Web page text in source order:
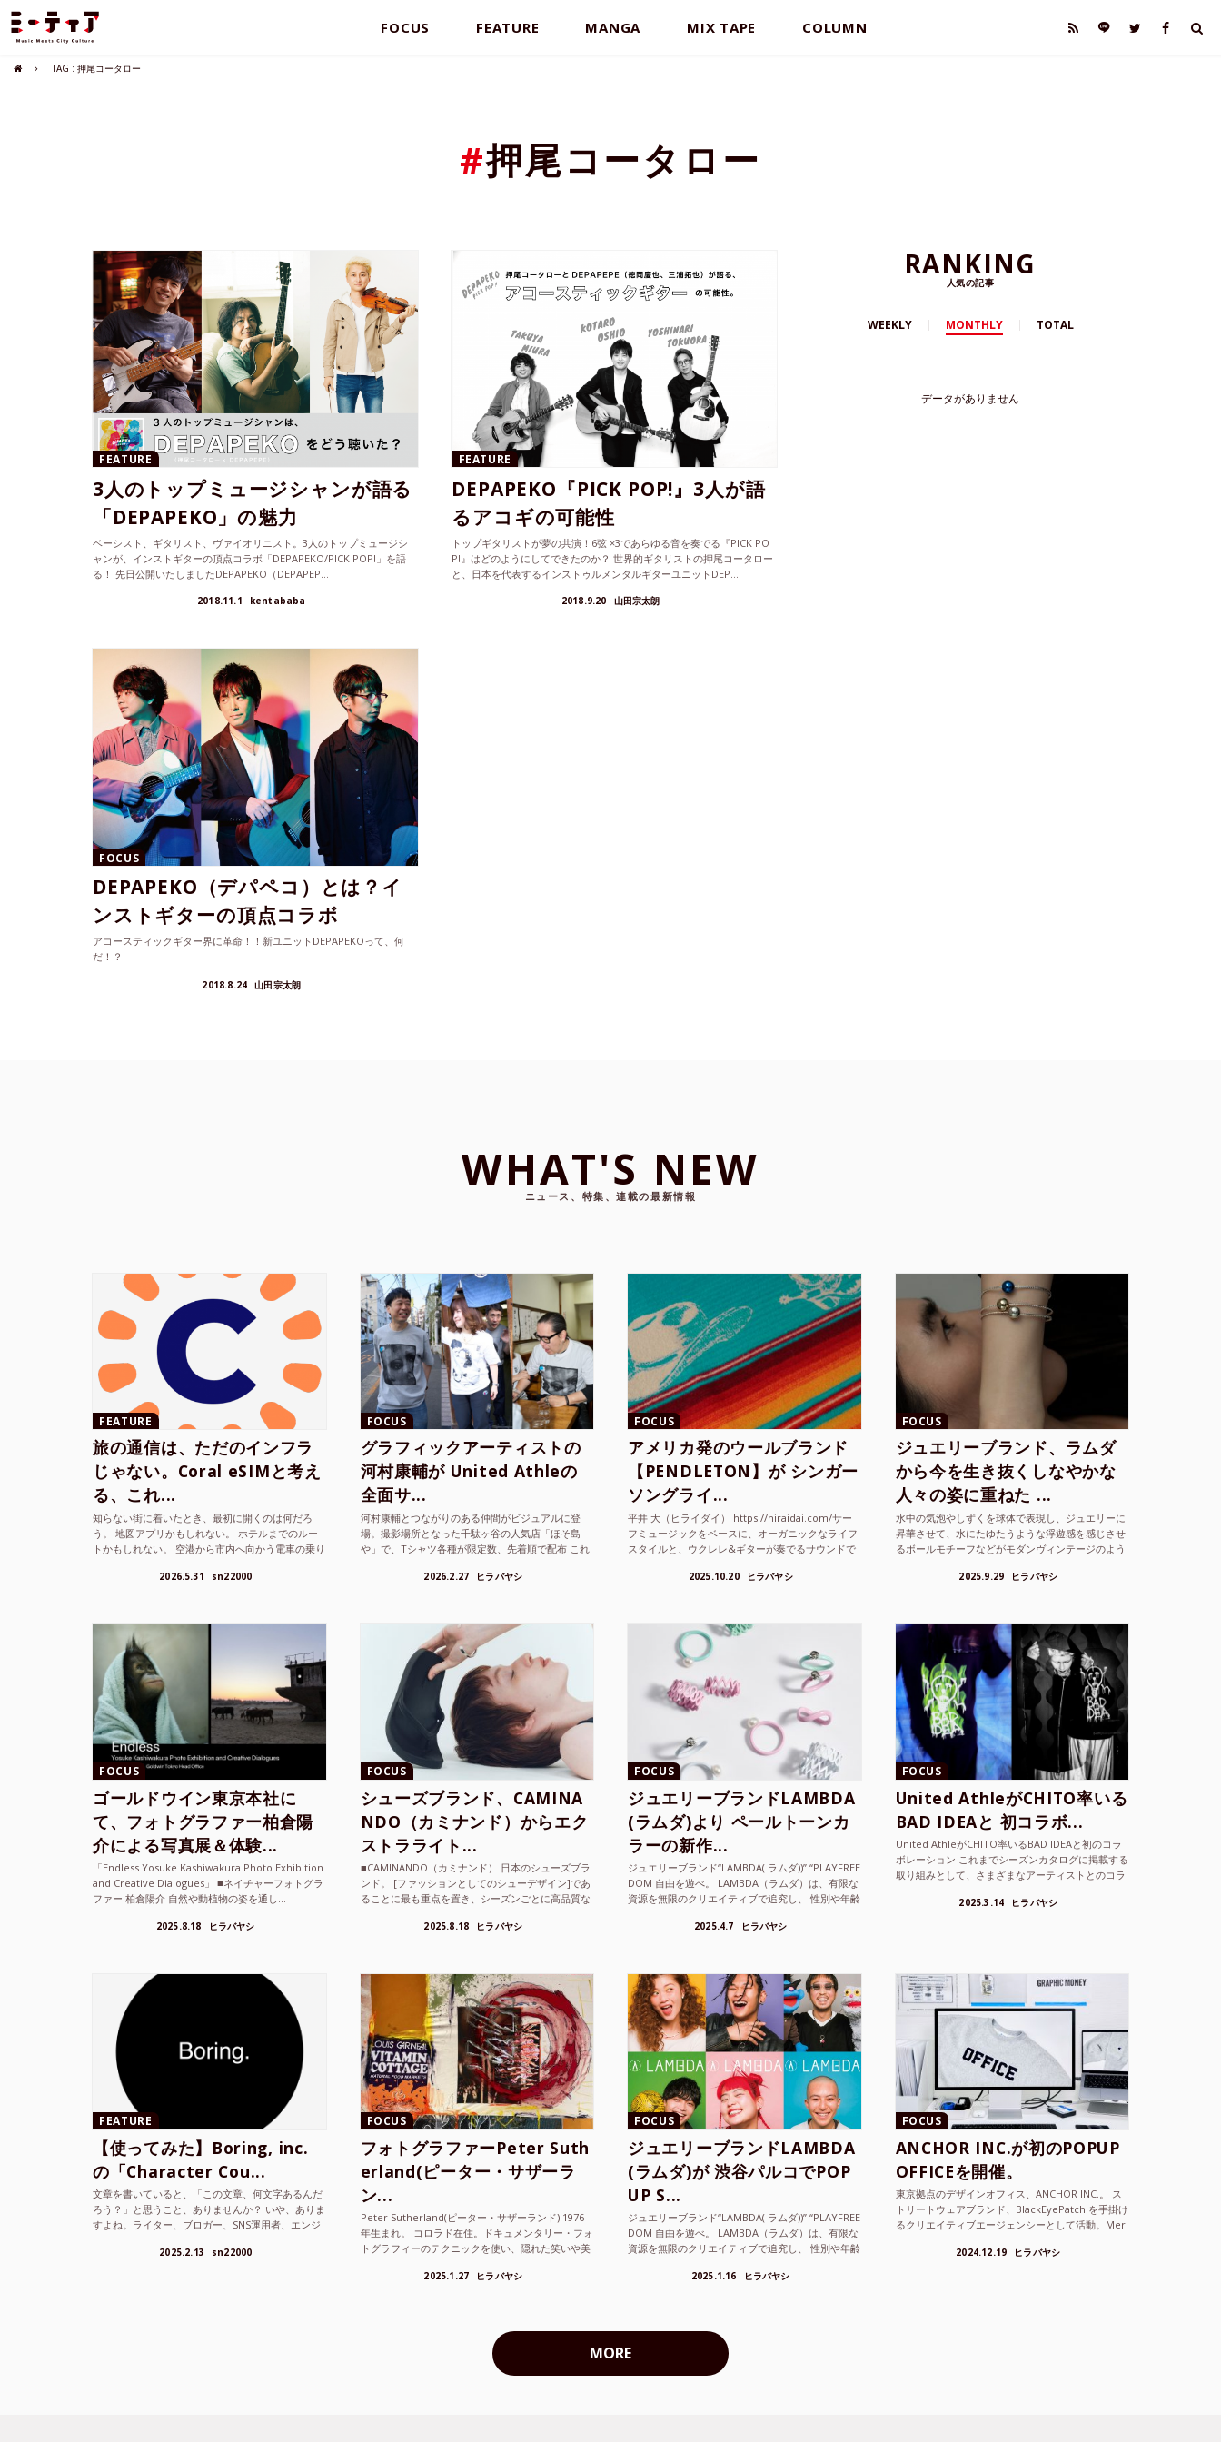
FOCUS FEATURE MANGA MIX TAPE COLUMN
TAG : 押尾コータロー
#押尾コータロー
FEATURE
3人のトップミュージシャンが語る
「DEPAPEKO」の魅力
ベーシスト、ギタリスト、ヴァイオリニスト。3人のトップミュージシ
ャンが、インストギターの頂点コラボ「DEPAPEKO/PICK POP!」を語
る！ 先日公開いたしましたDEPAPEKO（DEPAPEP...
2018.11.1 kentababa
FEATURE
DEPAPEKO『PICK POP!』3人が語
るアコギの可能性
トップギタリストが夢の共演！6弦 ×3であらゆる音を奏でる『PICK PO
P!』はどのようにしてできたのか？ 世界的ギタリストの押尾コータロー
と、日本を代表するインストゥルメンタルギターユニットDEP...
2018.9.20 山田宗太朗
FOCUS
DEPAPEKO（デパペコ）とは？イ
ンストギターの頂点コラボ
アコースティックギター界に革命！！新ユニットDEPAPEKOって、何
だ！？
2018.8.24 山田宗太朗
RANKING
人気の記事
WEEKLY MONTHLY TOTAL
データがありません
WHAT'S NEW
ニュース、特集、連載の最新情報
FEATURE
旅の通信は、ただのインフラ
じゃない。Coral eSIMと考え
る、これ...
知らない街に着いたとき、最初に開くのは何だろ
う。 地図アプリかもしれない。 ホテルまでのルー
トかもしれない。 空港から市内へ向かう電車の乗り
て、その街の空...2026.5.31 sn22000
FOCUS
グラフィックアーティストの
河村康輔が United Athleの
全面サ...
河村康輔とつながりのある仲間がビジュアルに登
場。撮影場所となった千駄ヶ谷の人気店「ほそ島
や」で、Tシャツ各種が限定数、先着順で配布 これ
2026.2.27 ヒラバヤシ
FOCUS
アメリカ発のウールブランド
【PENDLETON】が シンガー
ソングライ...
平井 大（ヒライダイ） https://hiraidai.com/サー
フミュージックをベースに、オーガニックなライフ
スタイルと、ウクレレ&ギターが奏でるサウンドで
2025.10.20 ヒラバヤシ
FOCUS
ジュエリーブランド、ラムダ
から今を生き抜くしなやかな
人々の姿に重ねた ...
水中の気泡やしずくを球体で表現し、ジュエリーに
昇華させて、水にたゆたうような浮遊感を感じさせ
るボールモチーフなどがモダンヴィンテージのよう
2025.9.29 ヒラバヤシ
FOCUS
ゴールドウイン東京本社に
て、フォトグラファー柏倉陽
介による写真展＆体験...
「Endless Yosuke Kashiwakura Photo Exhibition
and Creative Dialogues」 ■ネイチャーフォトグラ
ファー 柏倉陽介 自然や動植物の姿を通し...
2025.8.18 ヒラバヤシ
FOCUS
シューズブランド、CAMINA
NDO（カミナンド）からエク
ストラライト...
■CAMINANDO（カミナンド） 日本のシューズブラ
ンド。 [ファッションとしてのシューデザイン]であ
ることに最も重点を置き、シーズンごとに高品質な
2025.8.18 ヒラバヤシ
FOCUS
ジュエリーブランドLAMBDA
(ラムダ)より ペールトーンカ
ラーの新作...
ジュエリーブランド“LAMBDA( ラムダ))” “PLAYFREE
DOM 自由を遊べ。 LAMBDA（ラムダ）は、有限な
資源を無限のクリエイティブで追究し、 性別や年齢
2025.4.7 ヒラバヤシ
FOCUS
United AthleがCHITO率いる
BAD IDEAと 初コラボ...
United AthleがCHITO率いるBAD IDEAと初のコラ
ボレーション これまでシーズンカタログに掲載する
取り組みとして、さまざまなアーティストとのコラ
2025.3.14 ヒラバヤシ
FEATURE
【使ってみた】Boring, inc.
の「Character Cou...
文章を書いていると、「この文章、何文字あるんだ
ろう？」と思うこと、ありませんか？ いや、ありま
すよね。ライター、ブロガー、SNS運用者、エンジ
2025.2.13 sn22000
FOCUS
フォトグラファーPeter Suth
erland(ピーター・サザーラ
ン...
Peter Sutherland(ピーター・サザーランド) 1976
年生まれ。 コロラド在住。ドキュメンタリー・フォ
トグラフィーのテクニックを使い、隠れた笑いや美
2025.1.27 ヒラバヤシ
FOCUS
ジュエリーブランドLAMBDA
(ラムダ)が 渋谷パルコでPOP
UP S...
ジュエリーブランド“LAMBDA( ラムダ))” “PLAYFREE
DOM 自由を遊べ。 LAMBDA（ラムダ）は、有限な
資源を無限のクリエイティブで追究し、 性別や年齢
2025.1.16 ヒラバヤシ
FOCUS
ANCHOR INC.が初のPOPUP
OFFICEを開催。
東京拠点のデザインオフィス、ANCHOR INC.。 ス
トリートウェアブランド、BlackEyePatch を手掛け
るクリエイティブエージェンシーとして活動。Mer
2024.12.19 ヒラバヤシ
MORE